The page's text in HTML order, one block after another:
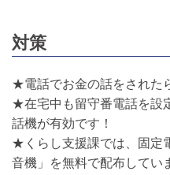
対策
★電話でお金の話をされた
★在宅中も留守番電話を設
話機が有効です！
★くらし支援課では、固定
音機」を無料で配布してい